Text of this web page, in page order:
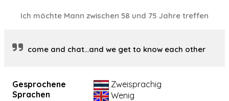
Ich möchte Mann zwischen 58 und 75 Jahre treffen
come and chat...and we get to know each other
Gesprochene
Sprachen
Zweisprachig
Wenig